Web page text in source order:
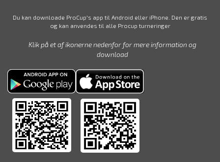
Du kan downloade ProCup's app til Android eller iPhone. Den er gratis
og kan anvendes til alle Procup turneringer
Klik på et af ikonerne nedenfor for mere information og
download